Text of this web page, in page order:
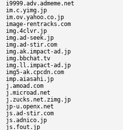
i9999.adv.admeme.net
im.c.yimg.jp
im.ov.yahoo.co.jp
image-rentracks.com
img.4clvr.jp
img.ad-seek.jp
img.ad-stir.com
img.ak.impact-ad.jp
img.bbchat.tv
img.ll.impact-ad.jp
img5-ak.cpcdn.com
imp.aiasahi.jp
j.amoad.com
j.microad.net
j.zucks.net.zimg.jp
jp-u.openx.net
js.ad-stir.com
js.adnico.jp
js.fout.jp